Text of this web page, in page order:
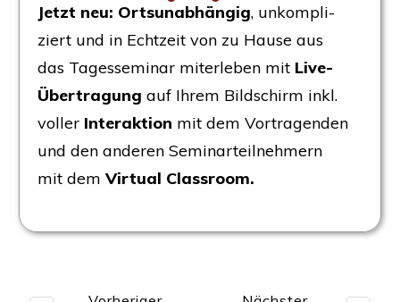
Jetzt neu: Orts­un­ab­hän­gig, unkom­pli­
ziert und in Echt­zeit von zu Hau­se aus
das Tages­se­mi­nar mit­er­le­ben mit Live-
Über­tra­gung auf Ihrem Bild­schirm inkl.
vol­ler Inter­ak­ti­on mit dem Vor­tra­gen­den
und den ande­ren Semi­nar­teil­neh­mern
mit dem Vir­tu­al Classroom.